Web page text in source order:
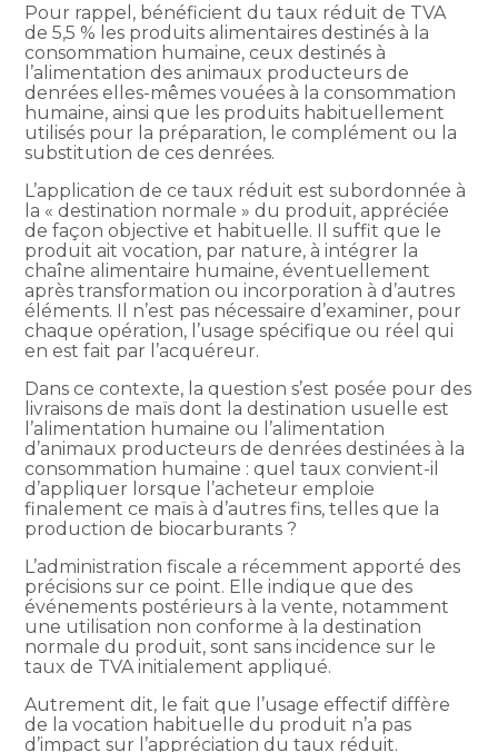
Pour rappel, bénéficient du taux réduit de TVA
de 5,5 % les produits alimentaires destinés à la
consommation humaine, ceux destinés à
l’alimentation des animaux producteurs de
denrées elles-mêmes vouées à la consommation
humaine, ainsi que les produits habituellement
utilisés pour la préparation, le complément ou la
substitution de ces denrées.
L’application de ce taux réduit est subordonnée à
la « destination normale » du produit, appréciée
de façon objective et habituelle. Il suffit que le
produit ait vocation, par nature, à intégrer la
chaîne alimentaire humaine, éventuellement
après transformation ou incorporation à d’autres
éléments. Il n’est pas nécessaire d’examiner, pour
chaque opération, l’usage spécifique ou réel qui
en est fait par l’acquéreur.
Dans ce contexte, la question s’est posée pour des
livraisons de maïs dont la destination usuelle est
l’alimentation humaine ou l’alimentation
d’animaux producteurs de denrées destinées à la
consommation humaine : quel taux convient-il
d’appliquer lorsque l’acheteur emploie
finalement ce maïs à d’autres fins, telles que la
production de biocarburants ?
L’administration fiscale a récemment apporté des
précisions sur ce point. Elle indique que des
événements postérieurs à la vente, notamment
une utilisation non conforme à la destination
normale du produit, sont sans incidence sur le
taux de TVA initialement appliqué.
Autrement dit, le fait que l’usage effectif diffère
de la vocation habituelle du produit n’a pas
d’impact sur l’appréciation du taux réduit.